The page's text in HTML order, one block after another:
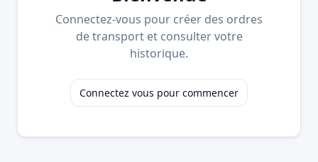
Connectez-vous pour créer des ordres
de transport et consulter votre
historique.
Connectez vous pour commencer